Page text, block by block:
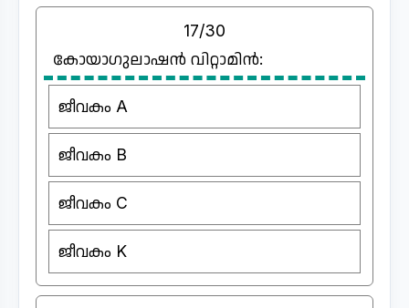
17/30
കോയാഗുലാഷൻ വിറ്റാമിൻ:
ജീവകം A
ജീവകം B
ജീവകം C
ജീവകം K